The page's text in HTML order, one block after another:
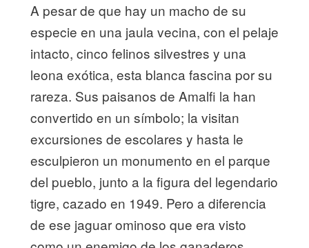
A pesar de que hay un macho de su
especie en una jaula vecina, con el pelaje
intacto, cinco felinos silvestres y una
leona exótica, esta blanca fascina por su
rareza. Sus paisanos de Amalfi la han
convertido en un símbolo; la visitan
excursiones de escolares y hasta le
esculpieron un monumento en el parque
del pueblo, junto a la figura del legendario
tigre, cazado en 1949. Pero a diferencia
de ese jaguar ominoso que era visto